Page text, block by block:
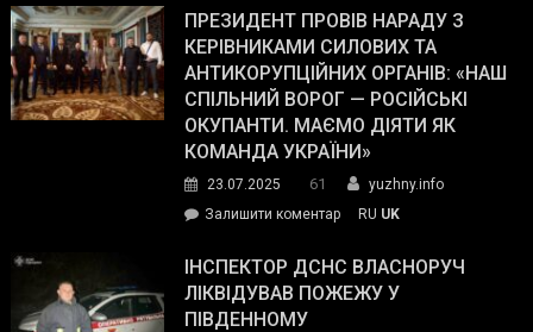
Street
Journal.
Південному
працівникам
ОПЗ
з
матеріального
резерву
гуманітарну
допомогу
ПРЕЗИДЕНТ ПРОВІВ НАРАДУ З
КЕРІВНИКАМИ СИЛОВИХ ТА
АНТИКОРУПЦІЙНИХ ОРГАНІВ: «НАШ
СПІЛЬНИЙ ВОРОГ — РОСІЙСЬКІ
ОКУПАНТИ. МАЄМО ДІЯТИ ЯК
КОМАНДА УКРАЇНИ»
23.07.2025 61
yuzhny.info
Залишити коментарon
провів
нараду
RU UK
ІНСПЕКТОР ДСНС ВЛАСНОРУЧ
ЛІКВІДУВАВ ПОЖЕЖУ У
ПІВДЕННОМУ